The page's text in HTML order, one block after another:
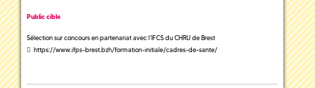
Public cible
Sélection sur concours en partenariat avec l’IFCS du CHRU de Brest
https://www.ifps-brest.bzh/formation-initiale/cadres-de-sante/